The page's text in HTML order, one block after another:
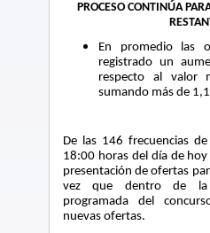
PROCESO CONTINÚA
En promedio las
registrado un
respecto al valor
sumando más de
De las 146 frecuencias
18:00 horas del día de
presentación de ofertas
vez que dentro de
programada del
nuevas ofertas.